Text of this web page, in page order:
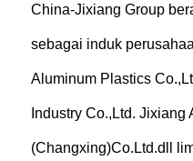
China-Jixiang Group
sebagai induk
Aluminum Plastics
Industry Co.,Ltd. Jixiang
(Changxing)Co.Ltd.dll